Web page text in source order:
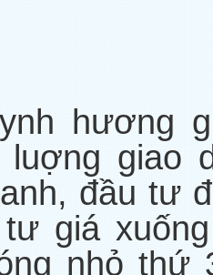
hương
giao
đầu tư
giá
nhỏ thứ